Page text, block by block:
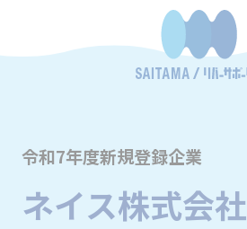
令和7年度新規登録企業
ネイス株式会社